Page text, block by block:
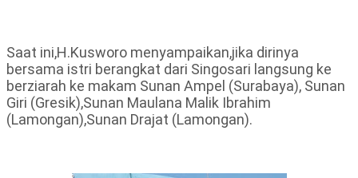
Saat ini,H.Kusworo menyampaikan,jika dirinya
bersama istri berangkat dari Singosari langsung ke
berziarah ke makam Sunan Ampel (Surabaya), Sunan
Giri (Gresik),Sunan Maulana Malik Ibrahim
(Lamongan),Sunan Drajat (Lamongan).